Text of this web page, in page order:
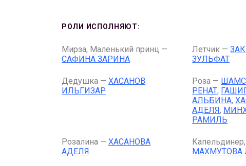
РОЛИ ИСПОЛНЯЮТ:
Мирза, Маленький принц —
САФИНА ЗАРИНА
Летчик —
ЗУЛЬФАТ
Дедушка — ХАСАНОВ
ИЛЬГИЗАР
Роза —
РЕНАТ,
АЛЬБИНА,
АДЕЛЯ,
РАМИЛЬ
Розалина — ХАСАНОВА
АДЕЛЯ
МАХМУТОВА